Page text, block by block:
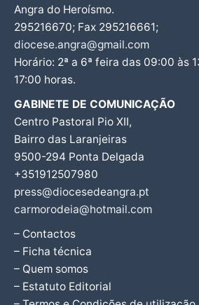
Angra do Heroísmo.
295216670; Fax 295216661;
diocese.angra@gmail.com
Horário: 2ª a 6ª feira das 09:00 às
17:00 horas.
GABINETE DE COMUNICAÇÃO
Centro Pastoral Pio XII,
Bairro das Laranjeiras
9500-294 Ponta Delgada
+351912507980
press@diocesedeangra.pt
carmorodeia@hotmail.com
– Contactos
– Ficha técnica
– Quem somos
– Estatuto Editorial